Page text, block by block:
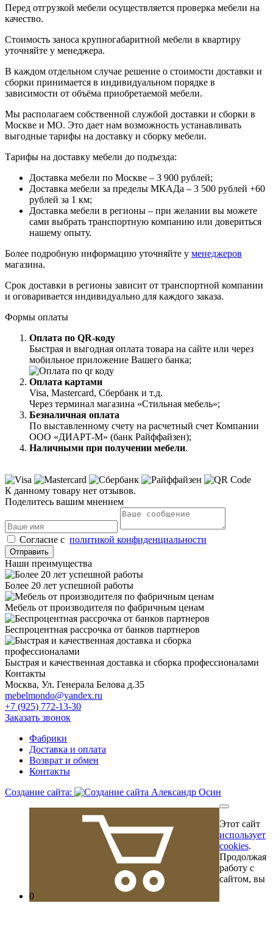
Перед отгрузкой мебели осуществляется проверка мебели на
качество.
Стоимость заноса крупногабаритной мебели в квартиру
уточняйте у менеджера.
В каждом отдельном случае решение о стоимости доставки и
сборки принимается в индивидуальном порядке в
зависимости от объёма приобретаемой мебели.
Мы располагаем собственной службой доставки и сборки в
Москве и МО. Это дает нам возможность устанавливать
выгодные тарифы на доставку и сборку мебели.
Тарифы на доставку мебели до подъезда:
Доставка мебели по Москве – 3 900 рублей;
Доставка мебели за пределы МКАДа – 3 500 рублей +60
рублей за 1 км;
Доставка мебели в регионы – при желании вы можете
сами выбрать транспортную компанию или довериться
нашему опыту.
Более подробную информацию уточняйте у менеджеров
магазина.
Срок доставки в регионы зависит от транспортной компании
и оговаривается индивидуально для каждого заказа.
Формы оплаты
Оплата по QR-коду
Быстрая и выгодная оплата товара на сайте или через
мобильное приложение Вашего банка;
Оплата картами
Visa, Mastercard, Сбербанк и т.д.
Через терминал магазина «Стильная мебель»;
Безналичная оплата
По выставленному счету на расчетный счет Компании
ООО «ДИАРТ-М» (банк Райффайзен);
Наличными при получении мебели.
К данному товару нет отзывов.
Поделитесь вашим мнением
Cогласие с политикой конфиденциальности
Отправить
Наши преимущества
Более 20 лет успешной работы
Мебель от производителя по фабричным ценам
Беспроцентная рассрочка от банков партнеров
Быстрая и качественная доставка и сборка профессионалами
Контакты
Москва, Ул. Генерала Белова д.35
mebelmondo@yandex.ru
+7 (925) 772-13-30
Заказать звонок
Фабрики
Доставка и оплата
Возврат и обмен
Контакты
Создание сайта:
0
Этот сайт
использует
cookies.
Продолжая
работу с
сайтом, вы